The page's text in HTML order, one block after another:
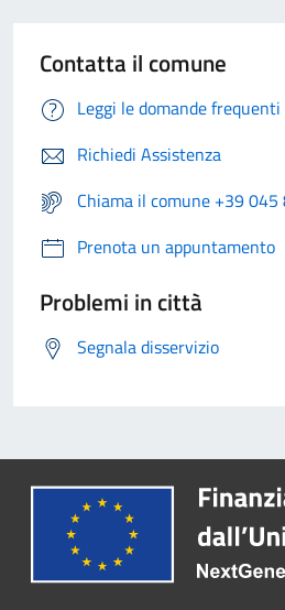
Contatta il comune
Leggi le domande frequenti
Richiedi Assistenza
Chiama il comune +39
Prenota un appuntamento
Problemi in città
Segnala disservizio